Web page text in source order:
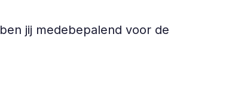
ben jij medebepalend voor de